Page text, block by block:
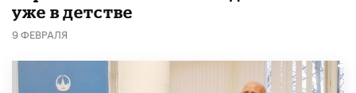
уже в детстве
9 ФЕВРАЛЯ